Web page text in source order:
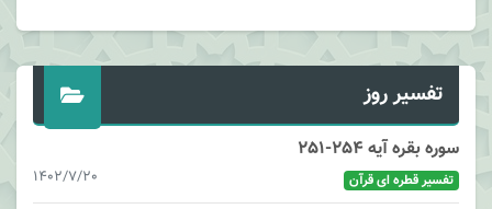
تفسیر روز
سوره بقره آیه 254-251
1402/7/20 تفسیر قطره ای قرآن